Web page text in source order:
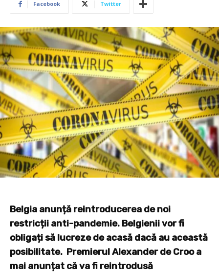
Facebook Twitter
Belgia anunță reintroducerea de noi
restricții anti-pandemie. Belgienii vor fi
obligați să lucreze de acasă dacă au această
posibilitate. Premierul Alexander de Croo a
mai anunțat că va fi reintrodusă